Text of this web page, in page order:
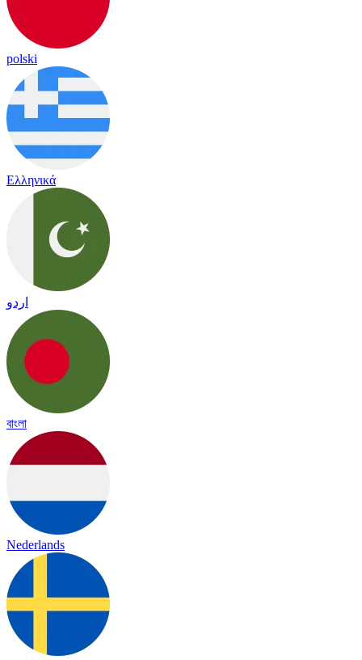
polski
Ελληνικά
اردو
বাংলা
Nederlands